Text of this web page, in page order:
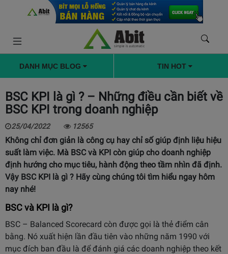
DANH MỤC BLOG TIN HOT
BSC KPI là gì ? – Những điều cần biết về
BSC KPI trong doanh nghiệp
25/04/2022 12565
Không chỉ đơn giản là công cụ hay chỉ số giúp định liệu hiệu
suất làm việc. Mà BSC và KPI còn giúp cho doanh nghiệp
định hướng cho mục tiêu, hành động theo tầm nhìn đã định.
Vậy BSC KPI là gì ? Hãy cùng chúng tôi tìm hiểu ngay hôm
nay nhé!
BSC và KPI là gì?
BSC – Balanced Scorecard còn được gọi là thẻ điểm cân
bằng. Nó xuất hiện lần đầu tiên vào những năm 1990 với
mục đích ban đầu là để đánh giá các doanh nghiệp theo kết